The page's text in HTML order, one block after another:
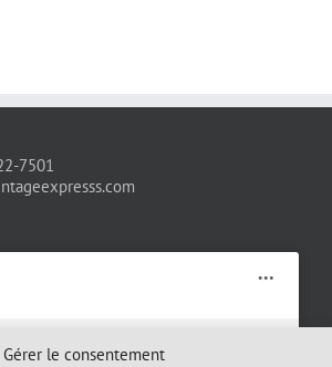
Gérer le consentement
7501